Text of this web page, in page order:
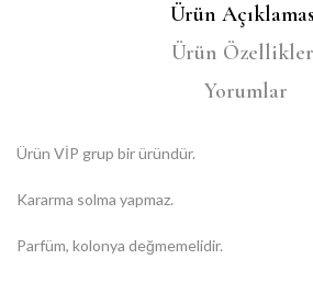
Ürün
Ürün
Yorumlar
Ürün VİP grup bir üründür.
Kararma solma yapmaz.
Parfüm, kolonya değmemelidir.